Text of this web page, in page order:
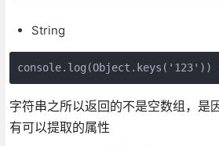
String
字符串之所以返回的不是空数组，
有可以提取的属性